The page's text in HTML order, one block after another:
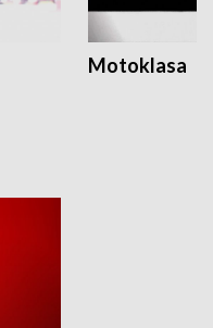
Motoklasa